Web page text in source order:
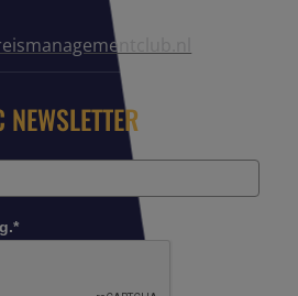
NEWSLETTER